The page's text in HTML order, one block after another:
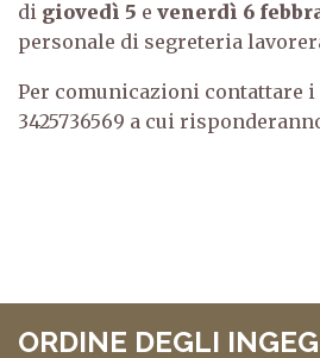
di giovedì 5 e venerdì 6
personale di segreteria
Per comunicazioni contattare i
3425736569 a cui
ORDINE DEGLI